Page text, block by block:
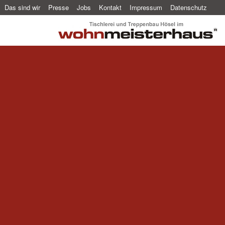
Das sind wir Presse Jobs Kontakt Impressum Datenschutz